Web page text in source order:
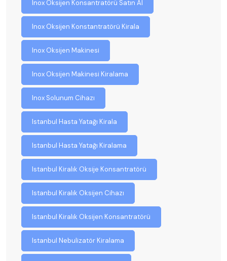
Inox Oksijen Konsantratörü Satın Al
Inox Oksijen Konstantratörü Kirala
Inox Oksijen Makinesi
Inox Oksijen Makinesi Kiralama
Inox Solunum Cihazı
Istanbul Hasta Yatağı Kirala
Istanbul Hasta Yatağı Kiralama
Istanbul Kiralık Oksije Konsantratörü
Istanbul Kiralık Oksijen Cihazı
Istanbul Kiralık Oksijen Konsantratörü
Istanbul Nebulizatör Kiralama